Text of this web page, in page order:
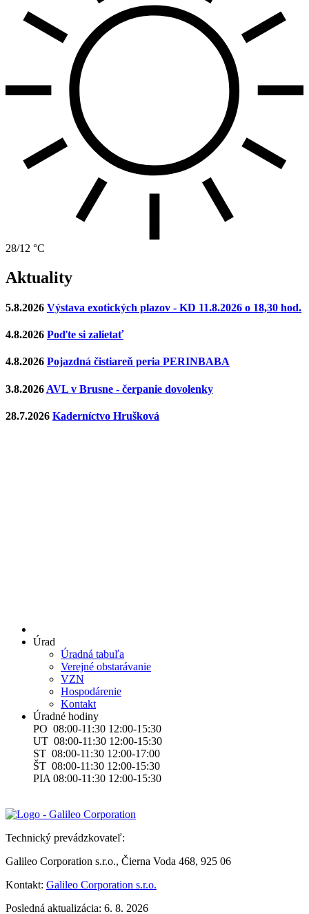
28/12 °C
Aktuality
5.8.2026 Výstava exotických plazov - KD 11.8.2026 o 18,30 hod.
4.8.2026 Poďte si zalietať
4.8.2026 Pojazdná čistiareň peria PERINBABA
3.8.2026 AVL v Brusne - čerpanie dovolenky
28.7.2026 Kaderníctvo Hrušková
Úrad
Úradná tabuľa
Verejné obstarávanie
VZN
Hospodárenie
Kontakt
Úradné hodiny
PO 08:00-11:30 12:00-15:30
UT 08:00-11:30 12:00-15:30
ST 08:00-11:30 12:00-17:00
ŠT 08:00-11:30 12:00-15:30
PIA 08:00-11:30 12:00-15:30
Technický prevádzkovateľ:
Galileo Corporation s.r.o., Čierna Voda 468, 925 06
Kontakt: Galileo Corporation s.r.o.
Posledná aktualizácia: 6. 8. 2026